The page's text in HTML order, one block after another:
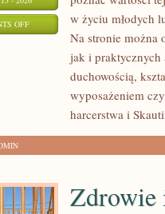
OFFON
HARCERSKA
WOLONTARIAT
w życiu młodych
Na stronie można
jak i praktycznych
duchowością,
wyposażeniem
harcerstwa i
Zdrowie